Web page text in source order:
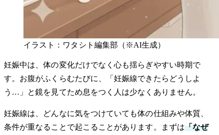
イラスト：ワタシト編集部（※AI生成）
妊娠中は、体の変化だけでなく心も揺らぎやすい時期で
す。お腹がふくらむたびに、「妊娠線できたらどうしよ
う…」と鏡を見てため息をつく人は少なくありません。
妊娠線は、どんなに気をつけていても体の仕組みや体質、
条件が重なることで起こることがあります。まずは「なぜ